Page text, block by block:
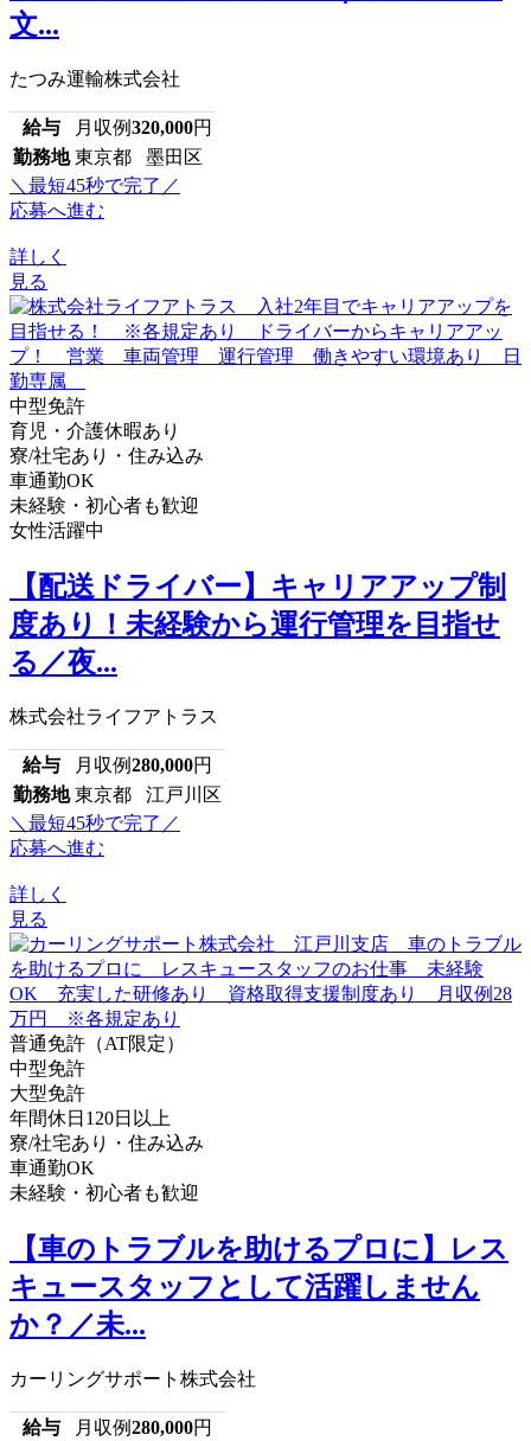
文...
たつみ運輸株式会社
給与 月収例320,000円
勤務地 東京都 墨田区
＼最短45秒で完了／
応募へ進む
詳しく
見る
中型免許
育児・介護休暇あり
寮/社宅あり・住み込み
車通勤OK
未経験・初心者も歓迎
女性活躍中
【配送ドライバー】キャリアアップ制
度あり！未経験から運行管理を目指せ
る／夜...
株式会社ライフアトラス
給与 月収例280,000円
勤務地 東京都 江戸川区
＼最短45秒で完了／
応募へ進む
詳しく
見る
普通免許（AT限定）
中型免許
大型免許
年間休日120日以上
寮/社宅あり・住み込み
車通勤OK
未経験・初心者も歓迎
【車のトラブルを助けるプロに】レス
キュースタッフとして活躍しません
か？／未...
カーリングサポート株式会社
給与 月収例280,000円